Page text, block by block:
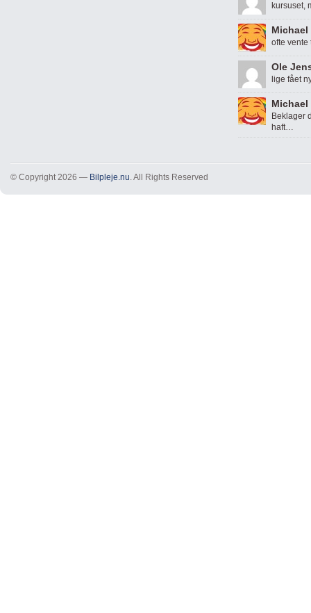
kursuset,
Michael
ofte
Ole
lige fået
Michael
Beklager
haft…
© Copyright 2026 — Bilpleje.nu. All Rights Reserved